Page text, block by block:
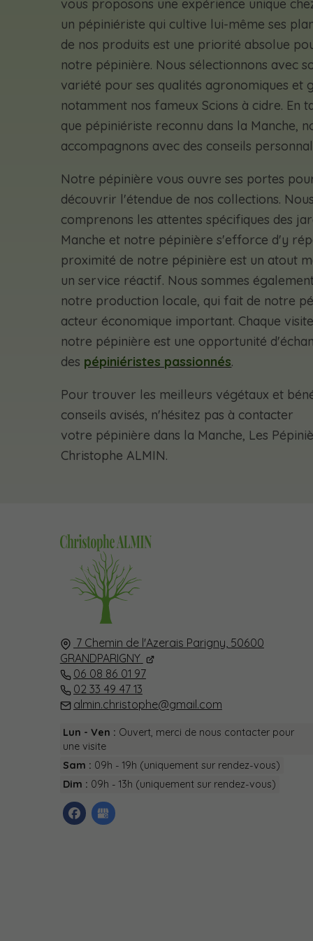
vous proposons une expérience unique
un pépiniériste qui cultive lui-même ses
de nos produits est une priorité absolue
notre pépinière. Nous sélectionnons avec
variété pour ses qualités agronomiques et
notamment nos fameux Scions à cidre. En
que pépiniériste reconnu dans la Manche,
accompagnons avec des conseils
Notre pépinière vous ouvre ses portes
découvrir l'étendue de nos collections. Nous
comprenons les attentes spécifiques des
Manche et notre pépinière s'efforce d'y
proximité de notre pépinière est un atout
un service réactif. Nous sommes
notre production locale, qui fait de notre
acteur économique important. Chaque
notre pépinière est une opportunité
des pépiniéristes passionnés.
Pour trouver les meilleurs végétaux et
conseils avisés, n'hésitez pas à contacter
votre pépinière dans la Manche, Les
Christophe ALMIN.
7 Chemin de l'Azerais Parigny, 50600
GRANDPARIGNY
06 08 86 01 97
02 33 49 47 13
almin.christophe@gmail.com
Lun - Ven : Ouvert, merci de nous contacter pour
une visite
Sam : 09h - 19h (uniquement sur rendez-vous)
Dim : 09h - 13h (uniquement sur rendez-vous)